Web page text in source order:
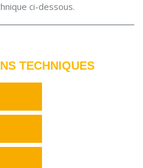
ci-dessous.
TECHNIQUES